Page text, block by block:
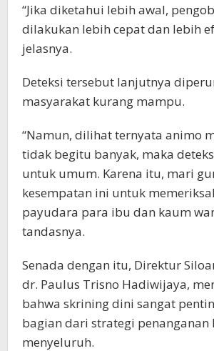
“Jika diketahui lebih awal,
dilakukan lebih cepat dan lebih
jelasnya.
Deteksi tersebut lanjutnya
masyarakat kurang mampu.
“Namun, dilihat ternyata animo
tidak begitu banyak, maka
untuk umum. Karena itu, mari
kesempatan ini untuk
payudara para ibu dan kaum
tandasnya.
Senada dengan itu, Direktur
dr. Paulus Trisno Hadiwijaya,
bahwa skrining dini sangat
bagian dari strategi penanganan
menyeluruh.